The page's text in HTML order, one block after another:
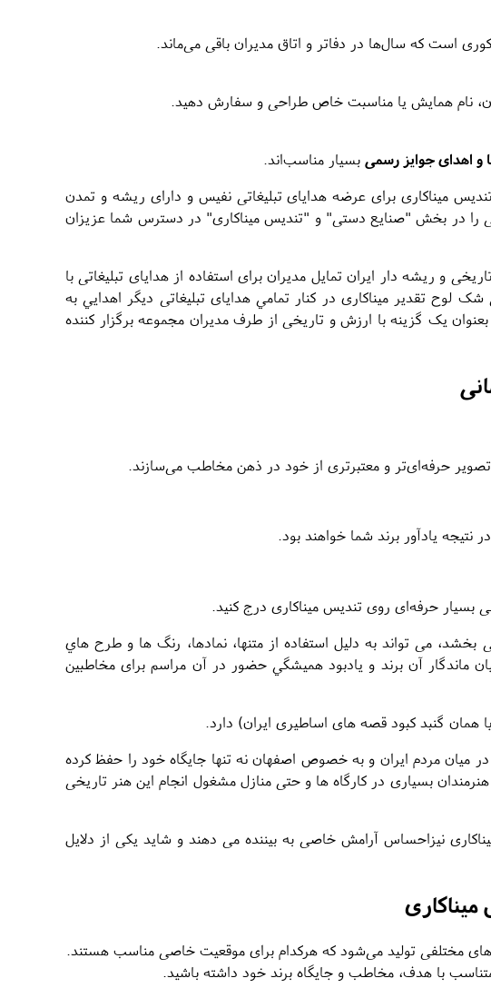
است که سال‌ها در دفاتر و اتاق مدیران باقی می‌ماند.
نام همایش یا مناسبت خاص طراحی و سفارش دهید.
و اهدای جوایز رسمی بسیار مناسب‌اند.
میناکاری برای عرضه هدایای تبلیغاتی نفیس و دارای ریشه و تمدن
را در بخش "صنایع دستی" و "تندیس میناکاری" در دسترس شما عزیزان
ریشه دار ایران تمایل مدیران برای استفاده از هدایای تبلیغاتی با
تقدير میناکاری در کنار تمامي هدایای تبلیغاتی دیگر اهدايي به
يک گزینه با ارزش و تاریخی از طرف مديران مجموعه برگزار کننده
تصویر حرفه‌ای‌تر و معتبرتری از خود در ذهن مخاطب می‌سازند.
یادآور برند شما خواهند بود.
بسیار حرفه‌ای روی تندیس میناکاری درج کنید.
می تواند به دليل استفاده از متنها، نمادها، رنگ ها و طرح هاي
ماندگار آن برند و يادبود هميشگي حضور در آن مراسم برای مخاطبین
همان گنبد کبود قصه های اساطیری ایران) دارد.
میان مردم ایران و به خصوص اصفهان نه تنها جایگاه خود را حفظ کرده
بسیاری در کارگاه ها و حتی منازل مشغول انجام این هنر تاریخی
نیزاحساس آرامش خاصی به بیننده می دهند و شاید یکی از دلایل
میناکاری
مختلفی تولید می‌شود که هرکدام برای موقعیت خاصی مناسب هستند.
با هدف، مخاطب و جایگاه برند خود داشته باشید.